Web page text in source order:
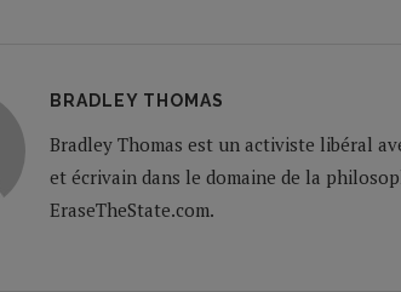
BRADLEY THOMAS
Bradley Thomas est un activiste libéral
et écrivain dans le domaine de la
EraseTheState.com.